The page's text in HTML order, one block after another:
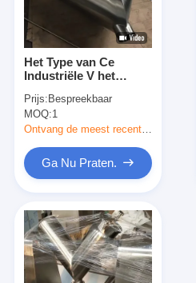
Microgolf Vacuümdroger
De Droger van de druknevel
Hete Lucht Oven Dryer
Horizontale Lintmixer
Universele Maalmachine
v de mixer van het typepoeder
IBC-Bakmixer
Het Type van Ce
Industriële V het
Poedermixer Zoute het
Mengen zich Machine
Prijs:Bespreekbaar
MOQ:1
Ontvang de meest recente Prijs
Ga Nu Praten.